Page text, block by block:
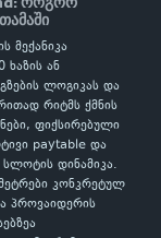
მექანიკა
ხაზის ან
გზების ლოგიკას და
რიტმს ქმნის
ფიქსირებული
paytable და
დინამიკა.
კონკრეტულ
პროვაიდერის